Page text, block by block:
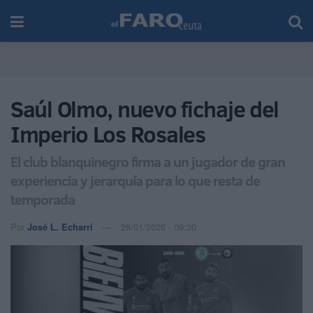
Saúl Olmo, nuevo fichaje del
Imperio Los Rosales
El club blanquinegro firma a un jugador de gran
experiencia y jerarquía para lo que resta de
temporada
Por José L. Echarri 28/01/2026 - 09:30